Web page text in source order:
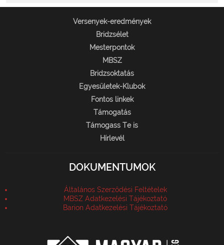
Versenyek-eredmények
Bridzsélet
Mesterpontok
MBSZ
Bridzsoktatás
Egyesületek-Klubok
Fontos linkek
Támogatás
Támogass Te is
Hírlevél
DOKUMENTUMOK
Általános Szerződési Feltételek
MBSZ Adatkezelési Tájékoztató
Barion Adatkezelési Tájékoztató